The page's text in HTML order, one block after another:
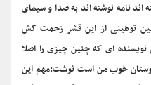
اند نامه نوشته اند به صدا و سیمای
توهینی از این قشر زحمت کش
نویسنده ای که چنین چیزی را اصلا
خوب من است نوشت:مهم این